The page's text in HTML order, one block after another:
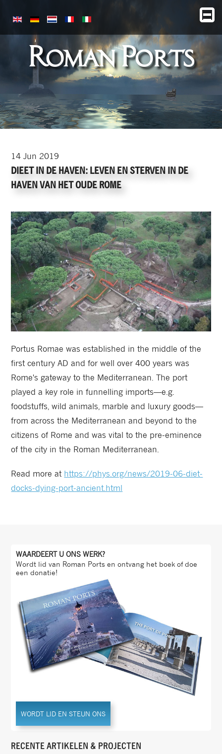
Roman Ports
14Jun 2019
DIEET IN DE HAVEN: LEVEN EN STERVEN IN DE
HAVEN VAN HET OUDE ROME
Portus Romae was established in the middle of the
first century AD and for well over 400 years was
Rome's gateway to the Mediterranean. The port
played a key role in funnelling imports—e.g.
foodstuffs, wild animals, marble and luxury goods—
from across the Mediterranean and beyond to the
citizens of Rome and was vital to the pre-eminence
of the city in the Roman Mediterranean.
Read more at https://phys.org/news/2019-06-diet-
docks-dying-port-ancient.html
WAARDEERT U ONS WERK?
Wordt lid van Roman Ports en ontvang het boek of doe
een donatie!
WORDT LID EN STEUN ONS
RECENTE ARTIKELEN & PROJECTEN